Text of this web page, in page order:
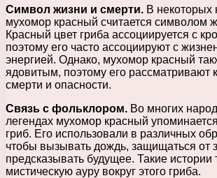
Символ жизни и смерти. В некоторых
мухомор красный считается символом
Красный цвет гриба ассоциируется с
поэтому его часто ассоциируют с
энергией. Однако, мухомор красный
ядовитым, поэтому его рассматривают
смерти и опасности.
Связь с фольклором. Во многих
легендах мухомор красный
гриб. Его использовали в различных
чтобы вызывать дождь, защищаться от
предсказывать будущее. Такие истории
мистическую ауру вокруг этого гриба.